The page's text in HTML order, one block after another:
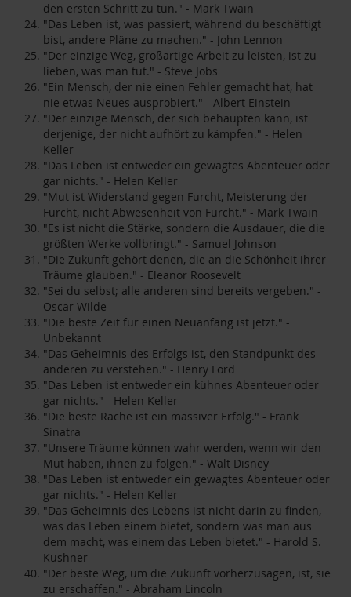
den ersten Schritt zu tun." - Mark Twain
"Das Leben ist, was passiert, während du beschäftigt
bist, andere Pläne zu machen." - John Lennon
"Der einzige Weg, großartige Arbeit zu leisten, ist zu
lieben, was man tut." - Steve Jobs
"Ein Mensch, der nie einen Fehler gemacht hat, hat
nie etwas Neues ausprobiert." - Albert Einstein
"Der einzige Mensch, der sich behaupten kann, ist
derjenige, der nicht aufhört zu kämpfen." - Helen
Keller
"Das Leben ist entweder ein gewagtes Abenteuer oder
gar nichts." - Helen Keller
"Mut ist Widerstand gegen Furcht, Meisterung der
Furcht, nicht Abwesenheit von Furcht." - Mark Twain
"Es ist nicht die Stärke, sondern die Ausdauer, die die
größten Werke vollbringt." - Samuel Johnson
"Die Zukunft gehört denen, die an die Schönheit ihrer
Träume glauben." - Eleanor Roosevelt
"Sei du selbst; alle anderen sind bereits vergeben." -
Oscar Wilde
"Die beste Zeit für einen Neuanfang ist jetzt." -
Unbekannt
"Das Geheimnis des Erfolgs ist, den Standpunkt des
anderen zu verstehen." - Henry Ford
"Das Leben ist entweder ein kühnes Abenteuer oder
gar nichts." - Helen Keller
"Die beste Rache ist ein massiver Erfolg." - Frank
Sinatra
"Unsere Träume können wahr werden, wenn wir den
Mut haben, ihnen zu folgen." - Walt Disney
"Das Leben ist entweder ein gewagtes Abenteuer oder
gar nichts." - Helen Keller
"Das Geheimnis des Lebens ist nicht darin zu finden,
was das Leben einem bietet, sondern was man aus
dem macht, was einem das Leben bietet." - Harold S.
Kushner
"Der beste Weg, um die Zukunft vorherzusagen, ist, sie
zu erschaffen." - Abraham Lincoln